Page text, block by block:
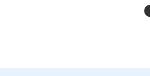
予定